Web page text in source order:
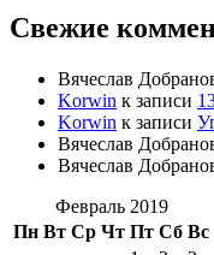
Свежие
Вячеслав
Korwin к записи
Korwin к записи
Вячеслав
Вячеслав
Февраль 2019
Пн Вт Ср Чт Пт Сб Вс